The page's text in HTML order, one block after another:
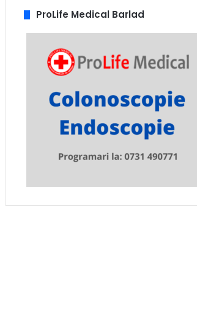
ProLife Medical Barlad